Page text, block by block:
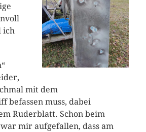
ich
mit dem
befassen muss, dabei
Ruderblatt. Schon beim
mir aufgefallen, dass am